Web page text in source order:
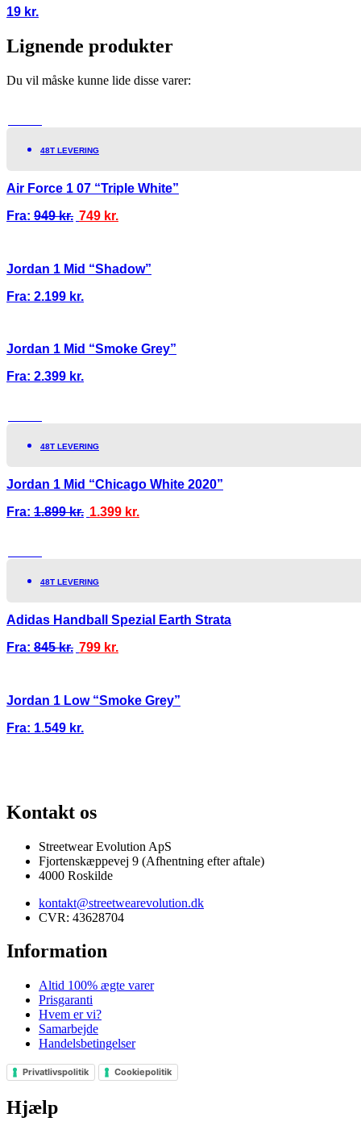
19 kr.
Lignende produkter
Du vil måske kunne lide disse varer:
48T LEVERING
Air Force 1 07 “Triple White”
Fra: 949kr. 749 kr.
Jordan 1 Mid “Shadow”
Fra: 2.199 kr.
Jordan 1 Mid “Smoke Grey”
Fra: 2.399 kr.
48T LEVERING
Jordan 1 Mid “Chicago White 2020”
Fra: 1.899kr. 1.399 kr.
48T LEVERING
Adidas Handball Spezial Earth Strata
Fra: 845kr. 799 kr.
Jordan 1 Low “Smoke Grey”
Fra: 1.549 kr.
Kontakt os
Streetwear Evolution ApS
Fjortenskæppevej 9 (Afhentning efter aftale)
4000 Roskilde
kontakt@streetwearevolution.dk
CVR: 43628704
Information
Altid 100% ægte varer
Prisgaranti
Hvem er vi?
Samarbejde
Handelsbetingelser
Privatlivspolitik Cookiepolitik
Hjælp